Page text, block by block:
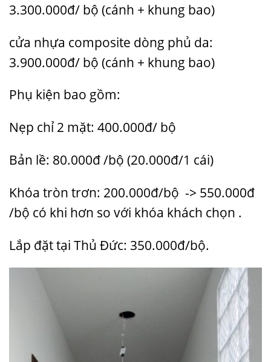
3.300.000đ/ bộ (cánh + khung bao)
cửa nhựa composite dòng phủ da:
3.900.000đ/ bộ (cánh + khung bao)
Phụ kiện bao gồm:
Nẹp chỉ 2 mặt: 400.000đ/ bộ
Bản lề: 80.000đ /bộ (20.000đ/1 cái)
Khóa tròn trơn: 200.000đ/bộ -> 550.000đ
/bộ có khi hơn so với khóa khách chọn .
Lắp đặt tại Thủ Đức: 350.000đ/bộ.